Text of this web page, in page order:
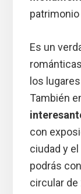
Es un
los
También
con
ciudad y el
podrás
circular de